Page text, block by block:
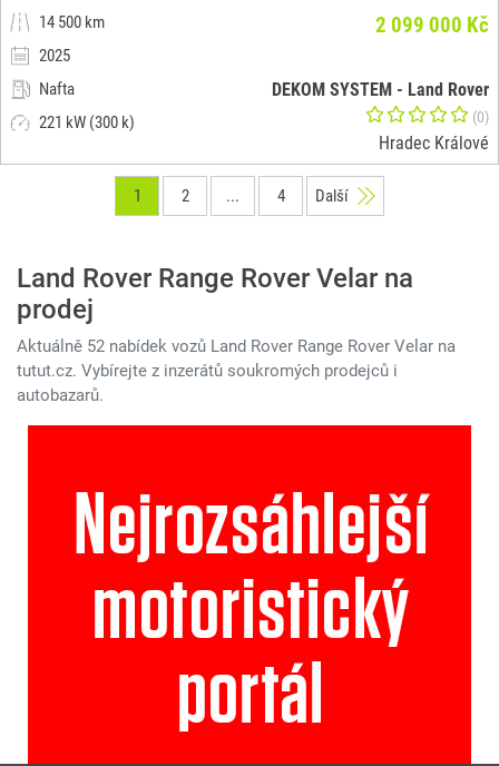
14 500 km
2025
Nafta
221 kW (300 k)
2 099 000 Kč
DEKOM SYSTEM - Land Rover
(0)
Hradec Králové
1 2 ... 4 Další
Land Rover Range Rover Velar na
prodej
Aktuálně 52 nabídek vozů Land Rover Range Rover Velar na
tutut.cz. Vybírejte z inzerátů soukromých prodejců i
autobazarů.